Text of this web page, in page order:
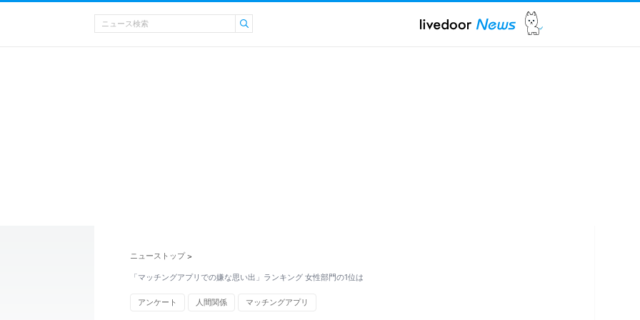
ニューストップ >
「マッチングアプリでの嫌な思い出」ランキング 女性部門の1位は
アンケート 人間関係 マッチングアプリ